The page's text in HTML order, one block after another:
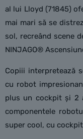
al lui Lloyd (71845)
mai mari să se
sol, recreând scene
NINJAGO®
Copiii interpretează
cu robot
plus un cockpit și 2
componentele
super cool, cu